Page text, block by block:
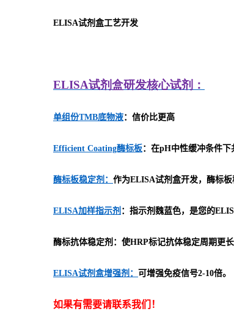
ELISA试剂盒工艺开发
ELISA试剂盒研发核心试剂：
单组份TMB底物液：信价比更高
Efficient Coating酶标板：在pH中性缓冲条件下
酶标板稳定剂： 作为ELISA试剂盒开发，酶标板
ELISA加样指示剂 ：指示剂魏蓝色，是您的
酶标抗体稳定剂：使HRP标记抗体稳定周期更长
ELISA试剂盒增强剂： 可增强免疫信号2-10倍。
如果有需要请联系我们！